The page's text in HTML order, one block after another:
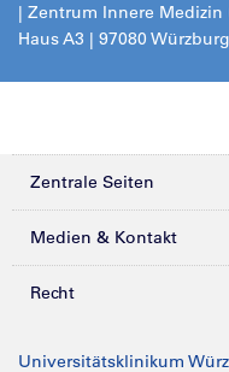
| Zentrum Innere Medizin
Haus A3 | 97080
Zentrale Seiten
Kliniken & Zentren
Medien & Kontakt
Presse
Recht
Universitätsklinikum